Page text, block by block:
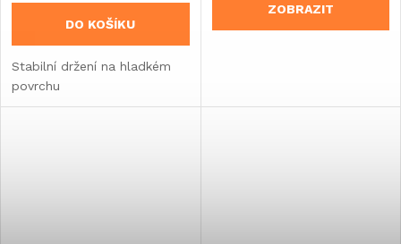
DO KOŠÍKU
Stabilní držení na hladkém
povrchu
ZOBRAZIT